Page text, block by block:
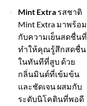
Mint Extraรสชาติ
Mint Extra มาพร้อม
กับความเย็นสดชื่นที่
ทำให้คุณรู้สึกสดชื่น
ในทันทีที่สูบ ด้วย
กลิ่นมินต์ที่เข้มข้น
และชัดเจน ผสมกับ
ระดับนิโคตินที่พอดี